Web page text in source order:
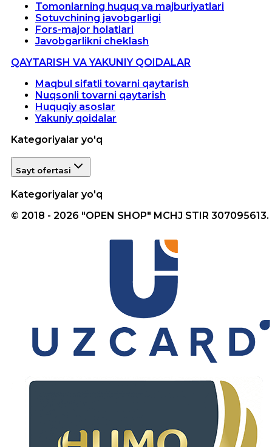
Tomonlarning huquq va majburiyatlari
Sotuvchining javobgarligi
Fors-major holatlari
Javobgarlikni cheklash
QAYTARISH VA YAKUNIY QOIDALAR
Maqbul sifatli tovarni qaytarish
Nuqsonli tovarni qaytarish
Huquqiy asoslar
Yakuniy qoidalar
Kategoriyalar yo'q
Sayt ofertasi
Kategoriyalar yo'q
© 2018 - 2026 "OPEN SHOP" MCHJ STIR 307095613.